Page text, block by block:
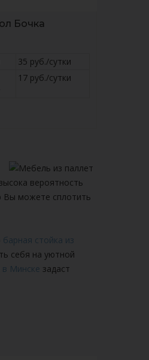
Бочка
35 руб./сутки
17 руб./сутки
вероятность
Вы можете сплотить
барная стойка из
себя на уютной
Минске задаст